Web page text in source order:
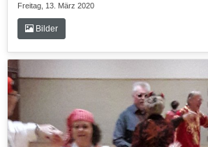
Freitag, 13. März 2020
Bilder